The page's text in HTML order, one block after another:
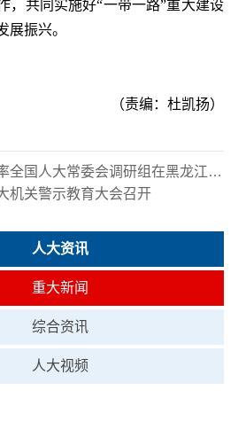
，共同实施好“一带一路”重大建设
展振兴。
（责编：杜凯扬）
国人大常委会调研组在黑龙江省调研
机关警示教育大会召开
人大资讯
重大新闻
综合资讯
人大视频